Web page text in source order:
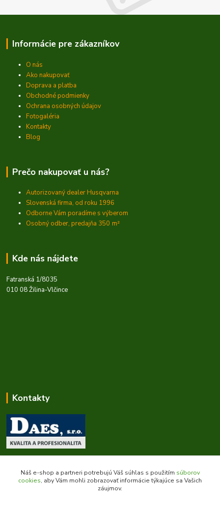
Informácie pre zákazníkov
O nás
Ako nakupovať
Doprava a platba
Obchodné podmienky
Ochrana osobných údajov
Fotogaléria
Kontakty
Blog
Prečo nakupovať u nás?
Autorizovaný dealer Husqvarna
Slovenská firma, od roku 1996
Odborne Vám poradíme s výberom
Osobný odber, predajňa 350 m²
Kde nás nájdete
Fatranská 1/8035
010 08 Žilina-Vlčince
Kontakty
Zákaznícka podpora daes.sk
+421 903 707 668
(Po-Pia, 8-16 hod.)
Náš e-shop a partneri potrebujú Váš súhlas s použitím súborov
cookies, aby Vám mohli zobrazovať informácie týkajúce sa Vašich
záujmov.